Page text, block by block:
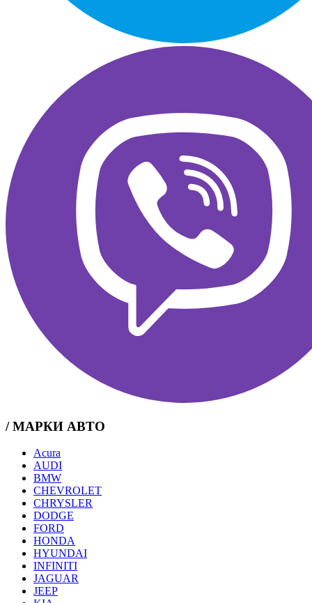
/ МАРКИ АВТО
Acura
AUDI
BMW
CHEVROLET
CHRYSLER
DODGE
FORD
HONDA
HYUNDAI
INFINITI
JAGUAR
JEEP